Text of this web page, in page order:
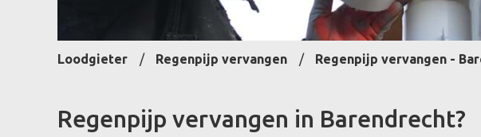
Loodgieter Regenpijp vervangen Regenpijp vervangen -
Regenpijp vervangen in Barendrecht?